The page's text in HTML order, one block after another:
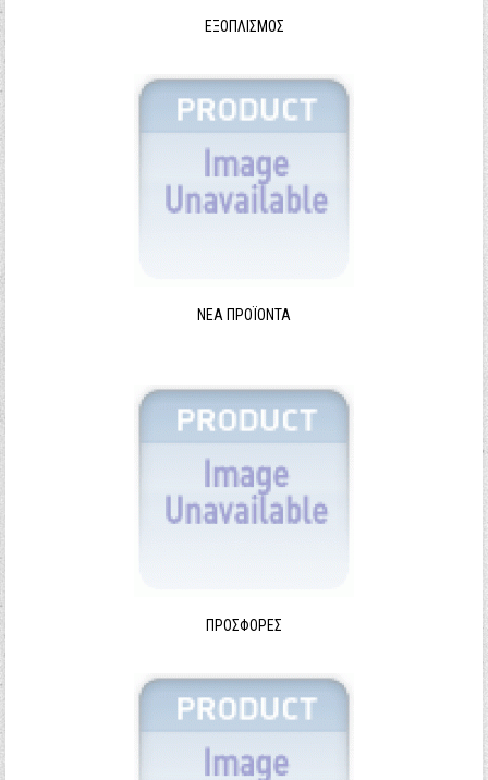
ΕΞΟΠΛΙΣΜΌΣ
ΝΈΑ ΠΡΟΪΌΝΤΑ
ΠΡΟΣΦΟΡΈΣ